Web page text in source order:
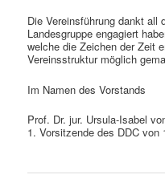
Die Vereinsführung dankt all
Landesgruppe engagiert
welche die Zeichen der Zeit
Vereinsstruktur möglich
Im Namen des Vorstands
Prof. Dr. jur. Ursula-Isabel
1. Vorsitzende des DDC von